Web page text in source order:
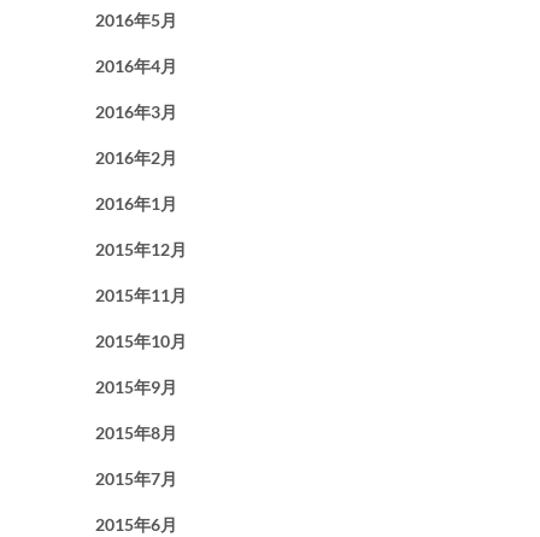
2016年5月
2016年4月
2016年3月
2016年2月
2016年1月
2015年12月
2015年11月
2015年10月
2015年9月
2015年8月
2015年7月
2015年6月